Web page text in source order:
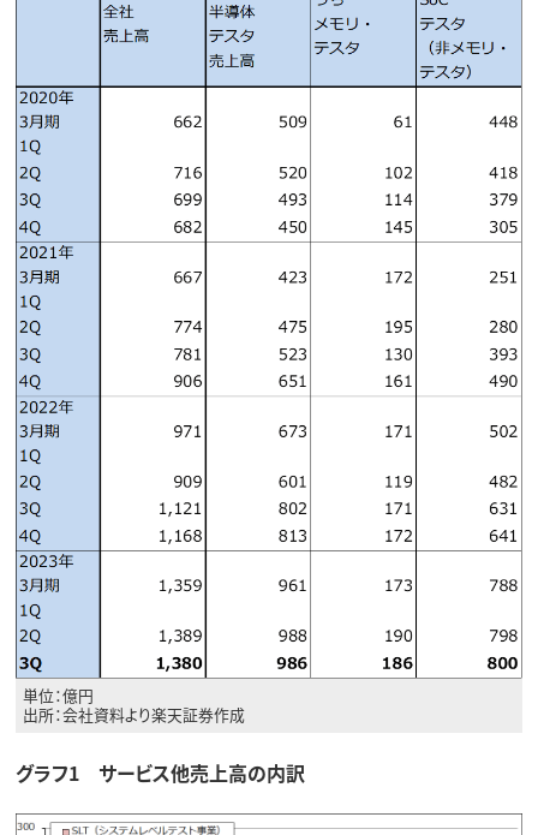
単位：億円
出所：会社資料より楽天証券作成
グラフ1 サービス他売上高の内訳